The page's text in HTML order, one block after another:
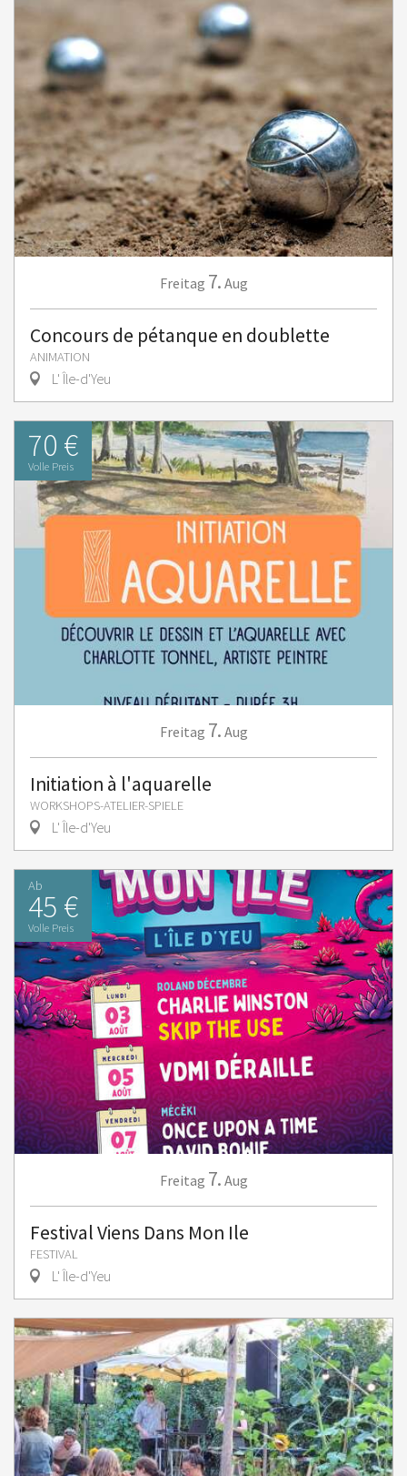
Freitag 7. Aug
Concours de pétanque en doublette
ANIMATION
L' Île-d'Yeu
70 €
Volle Preis
Freitag 7. Aug
Initiation à l'aquarelle
WORKSHOPS-ATELIER-SPIELE
L' Île-d'Yeu
Ab
45 €
Volle Preis
Freitag 7. Aug
Festival Viens Dans Mon Ile
FESTIVAL
L' Île-d'Yeu